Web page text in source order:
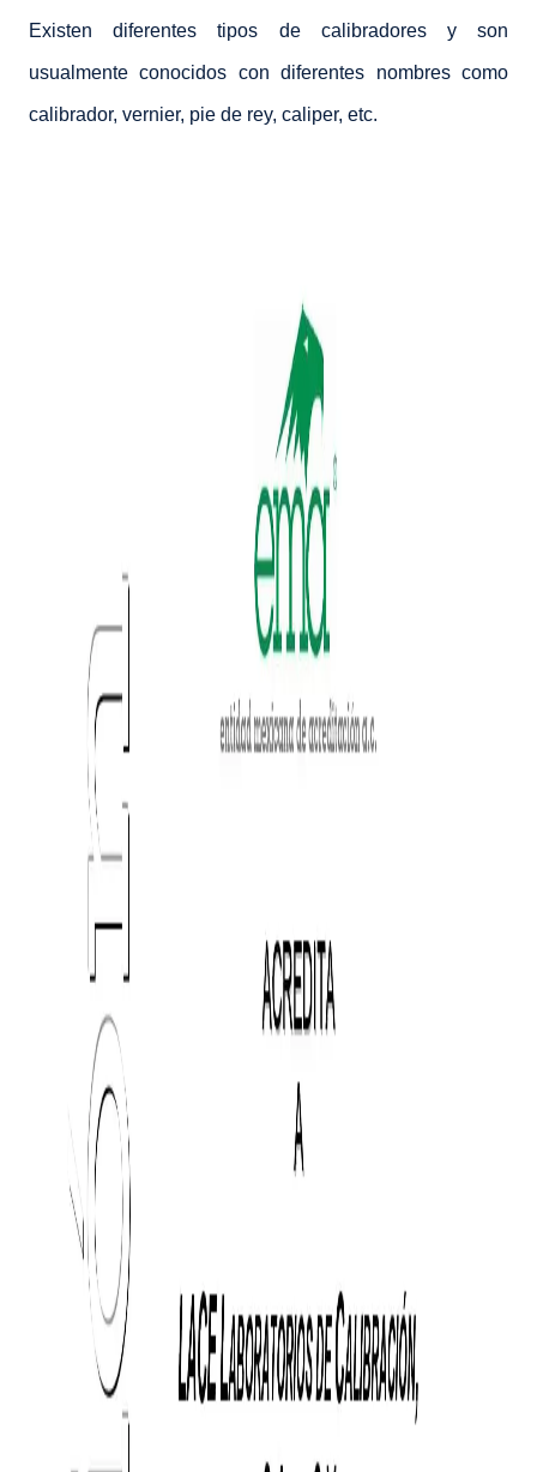
Existen diferentes tipos de calibradores y son
usualmente conocidos con diferentes nombres como
calibrador, vernier, pie de rey, caliper, etc.